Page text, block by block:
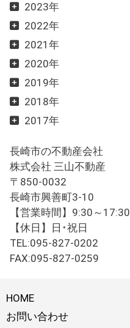
2023年
2022年
2021年
2020年
2019年
2018年
2017年
長崎市の不動産会社
株式会社 三山不動産
〒850-0032
長崎市興善町3-10
【営業時間】9:30～17:30
【休日】日･祝日
TEL:095-827-0202
FAX:095-827-0259
HOME
お問い合わせ